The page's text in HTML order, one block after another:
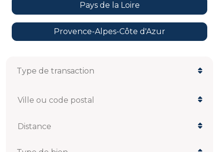
Pays de la Loire
Provence-Alpes-Côte d'Azur
Ville ou code postal
Distance